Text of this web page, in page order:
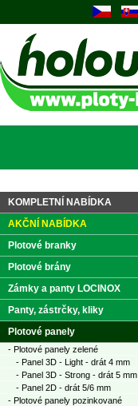
KOMPLETNÍ NABÍDKA
AKČNÍ NABÍDKA
Plotové branky
Plotové brány
Zámky a panty LOCINOX
Panty, zástrčky, kliky
Plotové panely
- Plotové panely zelené
- Panel 3D - Light - drát 4 mm
- Panel 3D - Strong - drát 5 mm
- Panel 2D - drát 5/6 mm
- Plotové panely pozinkované